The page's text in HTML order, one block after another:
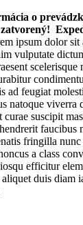
o
zatvorený!
ipsum dolor sit
vulputate
ad feugiat
natoque viverra
curae suscipit
faucibus
fringilla
a class
efficitur
duis diam